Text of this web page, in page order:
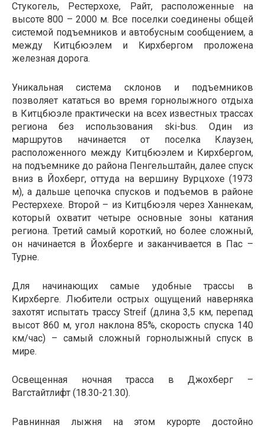
Стукогель, Рестерхохе, Райт, расположенные на
высоте 800 – 2000 м. Все поселки соединены общей
системой подъемников и автобусным сообщением, а
между Китцбюэлем и Кирхбергом проложена
железная дорога.
Уникальная система склонов и подъемников
позволяет кататься во время горнолыжного отдыха
в Китцбюэле практически на всех известных трассах
региона без использования ski-bus. Один из
маршрутов начинается от поселка Клаузен,
расположенного между Китцбюэлем и Кирхбергом,
на подъемнике до района Пенгельштайн, далее спуск
вниз в Йохберг, оттуда на вершину Вурцхохе (1973
м), а дальше цепочка спусков и подъемов в районе
Рестерхехе. Второй – из Китцбюэля через Ханнекам,
который охватит четыре основные зоны катания
региона. Третий самый короткий, но более сложный,
он начинается в Йохберге и заканчивается в Пас –
Турне.
Для начинающих самые удобные трассы в
Кирхберге. Любители острых ощущений наверняка
захотят испытать трассу Streif (длина 3,5 км, перепад
высот 860 м, угол наклона 85%, скорость спуска 140
км/час) – самый сложный горнолыжный спуск в
мире.
Освещенная ночная трасса в Джохберг –
Вагстайтлифт (18.30-21.30).
Равнинная лыжня на этом курорте достойно